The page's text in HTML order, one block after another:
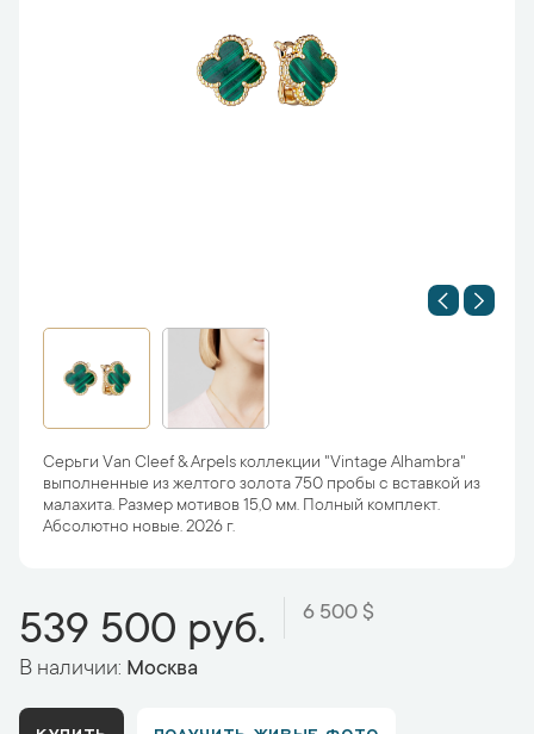
Серьги Van Cleef & Arpels коллекции "Vintage Alhambra"
выполненные из желтого золота 750 пробы с вставкой из
малахита. Размер мотивов 15,0 мм. Полный комплект.
Абсолютно новые. 2026 г.
539 500 руб. 6 500 $
В наличии: Москва